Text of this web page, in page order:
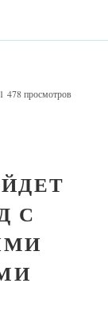
478 просмотров
С